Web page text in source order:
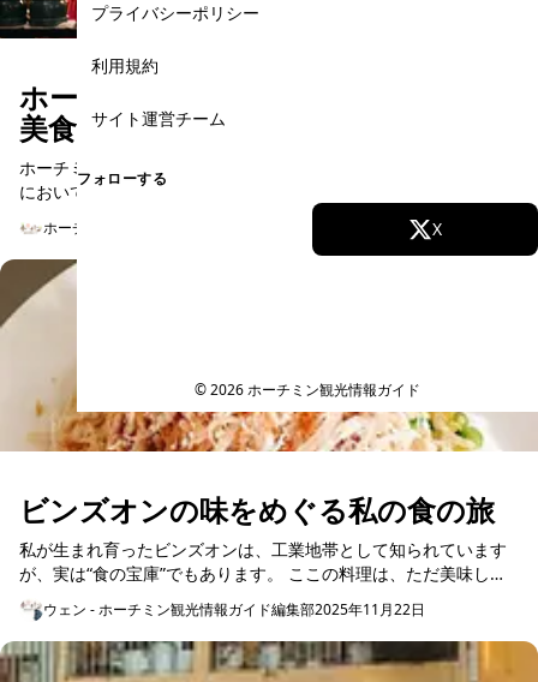
プライバシーポリシー
利用規約
サイト運営チーム
フォローする
X
© 2026 ホーチミン観光情報ガイド
ホーチミン旅行の食の安全ガイド：
美食を心ゆくまで楽しむための5つの
知恵と信頼できるレストラン5選
ホーチミン市の路上で楽しむストリートフードは、ベトナム旅行
において最も刺激的で素晴らしい体験の一つです。しかし、多く
の日本人旅行者にとって、衛生面や食の安全（腹痛や食中毒への
不安）...
ホーチミン観光情報ガイド
ビンズオンの味をめぐる私の食の旅
私が生まれ育ったビンズオンは、工業地帯として知られています
が、実は“食の宝庫”でもあります。 ここの料理は、ただ美味しい
だけでなく、子どもの頃の思い出や果物の季節、家族の集まり…
そんな記憶と結...
ウェン - ホーチミン観光情報ガイド編集部2025年11月22日